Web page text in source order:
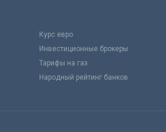
вирішив перевірити самостійно. В
дійсності установа creditwest
залишає приємні в..
Показать больше
Курс евро
Инвестиционные брокеры
Тарифы на газ
Народный рейтинг банков